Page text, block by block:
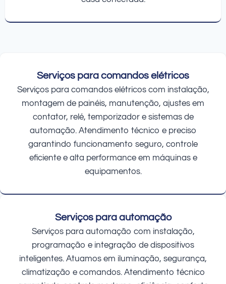
Serviços para comandos elétricos
Serviços para comandos elétricos com instalação,
montagem de painéis, manutenção, ajustes em
contator, relé, temporizador e sistemas de
automação. Atendimento técnico e preciso
garantindo funcionamento seguro, controle
eficiente e alta performance em máquinas e
equipamentos.
Serviços para automação
Serviços para automação com instalação,
programação e integração de dispositivos
inteligentes. Atuamos em iluminação, segurança,
climatização e comandos. Atendimento técnico